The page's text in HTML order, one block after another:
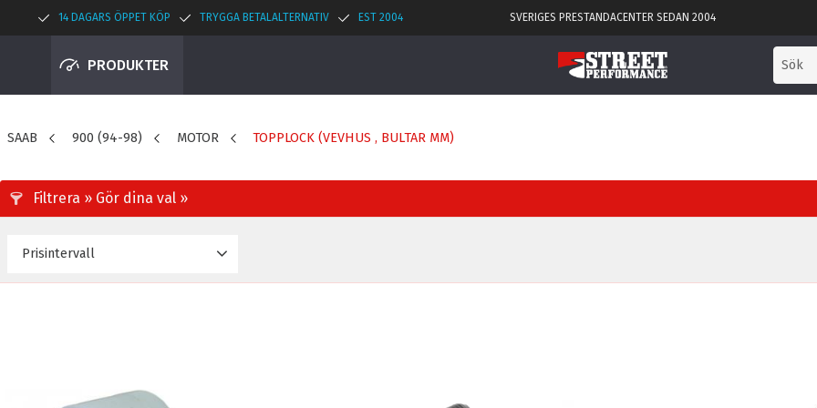
14 DAGARS ÖPPET KÖP TRYGGA BETALALTERNATIV EST 2004 SVERIGES PRESTANDACENTER SEDAN 2004
PRODUKTER
SAAB 900 (94-98) MOTOR TOPPLOCK (VEVHUS , BULTAR MM)
Prisintervall